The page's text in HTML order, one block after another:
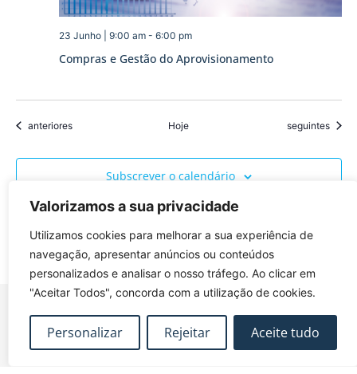
Valorizamos a sua privacidade
Utilizamos cookies para melhorar a sua experiência de
navegação, apresentar anúncios ou conteúdos
personalizados e analisar o nosso tráfego. Ao clicar em
"Aceitar Todos", concorda com a utilização de cookies.
Personalizar Rejeitar Aceite tudo
Compras e Gestão do Aprovisionamento
23 Junho | 9:00 am- 6:00 pm
Eventos
anteriores Hoje Eventos
seguintes
Subscrever o calendário